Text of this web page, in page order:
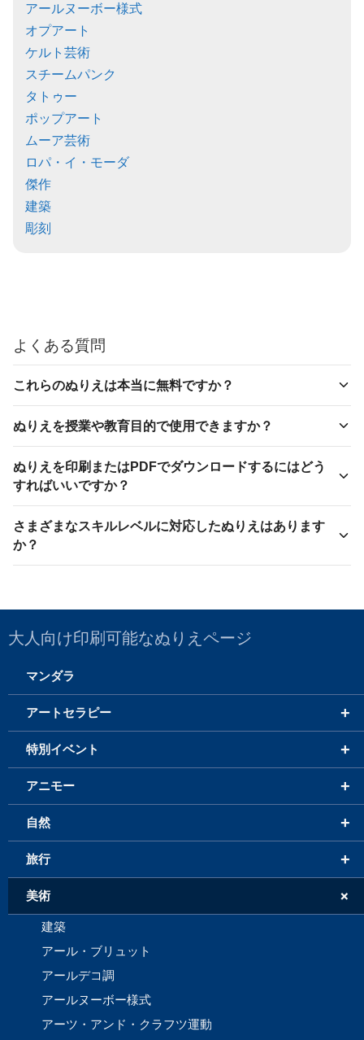
アールヌーボー様式
オプアート
ケルト芸術
スチームパンク
タトゥー
ポップアート
ムーア芸術
ロパ・イ・モーダ
傑作
建築
彫刻
よくある質問
これらのぬりえは本当に無料ですか？
ぬりえを授業や教育目的で使用できますか？
ぬりえを印刷またはPDFでダウンロードするにはどう
すればいいですか？
さまざまなスキルレベルに対応したぬりえはあります
か？
大人向け印刷可能なぬりえページ
マンダラ
+
アートセラピー
+
特別イベント
+
アニモー
+
自然
+
旅行
+
美術
建築
アール・ブリュット
アールデコ調
アールヌーボー様式
アーツ・アンド・クラフツ運動